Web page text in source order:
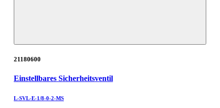
21180600
Einstellbares Sicherheitsventil
L-SVL-E-1/8-0-2-MS